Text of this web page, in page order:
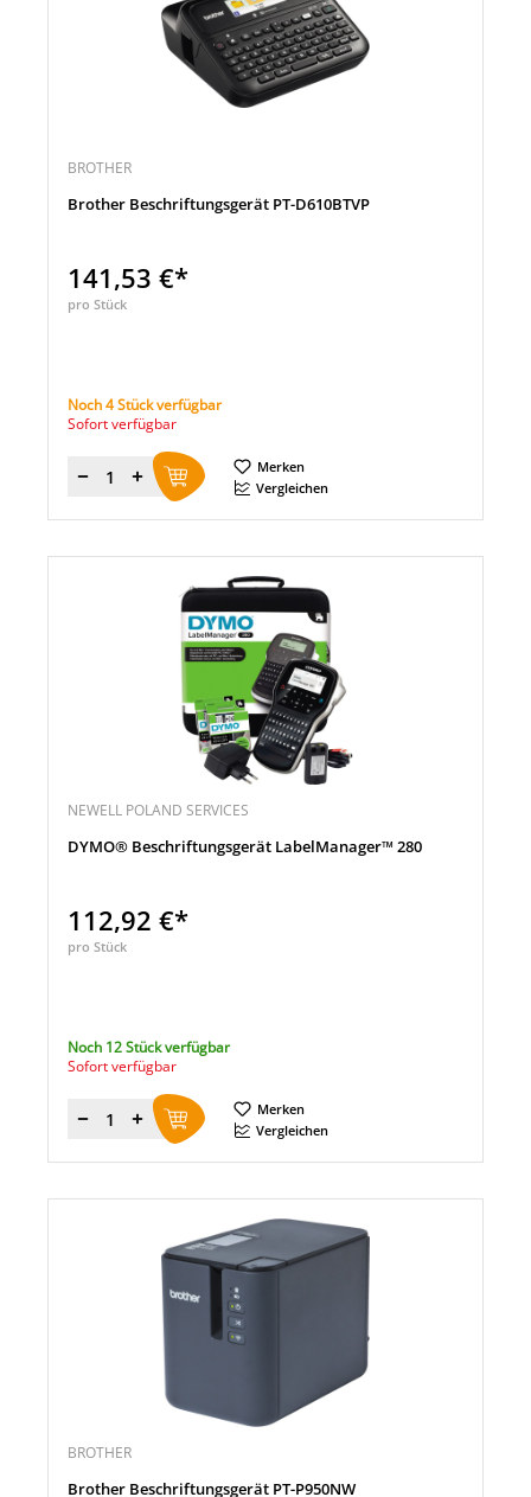
BROTHER
Brother Beschriftungsgerät PT-D610BTVP
141,53 €*
pro Stück
Noch 4 Stück verfügbar
Sofort verfügbar
Menge
Merken
Vergleichen
NEWELL POLAND SERVICES
DYMO® Beschriftungsgerät LabelManager™ 280
112,92 €*
pro Stück
Noch 12 Stück verfügbar
Sofort verfügbar
Menge
Merken
Vergleichen
BROTHER
Brother Beschriftungsgerät PT-P950NW